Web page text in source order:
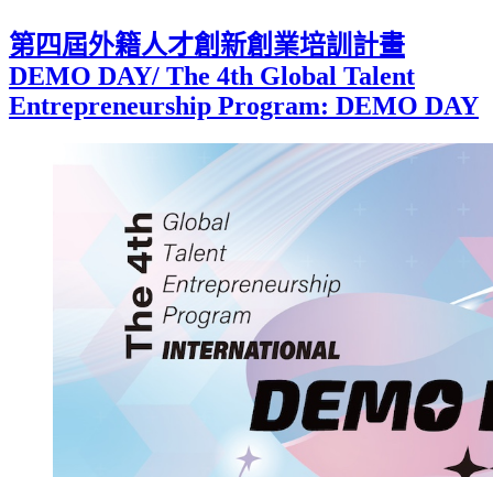
第四屆外籍人才創新創業培訓計畫
DEMO DAY/ The 4th Global Talent
Entrepreneurship Program: DEMO DAY